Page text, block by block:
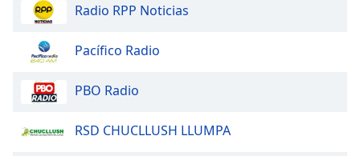
window.
Radio RPP Noticias
Pacífico Radio
PBO Radio
RSD CHUCLLUSH LLUMPA